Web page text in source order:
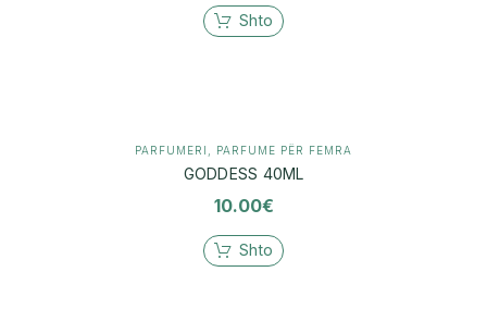
Shto
PARFUMERI PARFUME PËR FEMRA
GODDESS 40ML
10.00€
Shto